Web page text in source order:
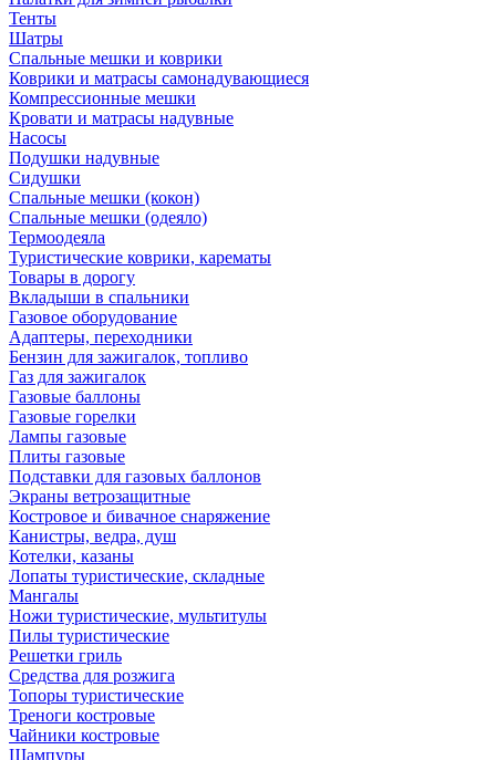
Тенты
Шатры
Спальные мешки и коврики
Коврики и матрасы самонадувающиеся
Компрессионные мешки
Кровати и матрасы надувные
Насосы
Подушки надувные
Сидушки
Спальные мешки (кокон)
Спальные мешки (одеяло)
Термоодеяла
Туристические коврики, карематы
Товары в дорогу
Вкладыши в спальники
Газовое оборудование
Адаптеры, переходники
Бензин для зажигалок, топливо
Газ для зажигалок
Газовые баллоны
Газовые горелки
Лампы газовые
Плиты газовые
Подставки для газовых баллонов
Экраны ветрозащитные
Костровое и бивачное снаряжение
Канистры, ведра, душ
Котелки, казаны
Лопаты туристические, складные
Мангалы
Ножи туристические, мультитулы
Пилы туристические
Решетки гриль
Средства для розжига
Топоры туристические
Треноги костровые
Чайники костровые
Шампуры